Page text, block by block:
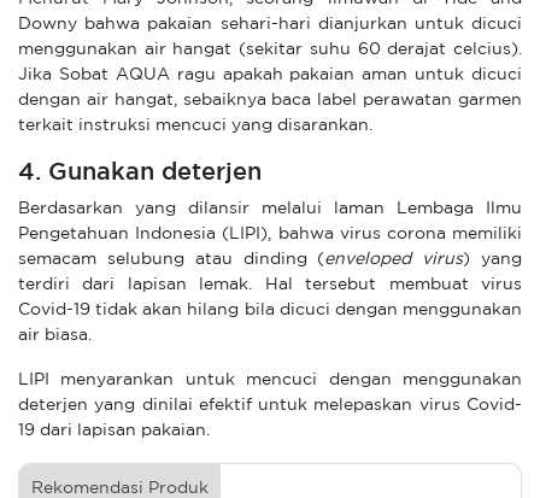
Downy bahwa pakaian sehari-hari dianjurkan untuk dicuci
menggunakan air hangat (sekitar suhu 60 derajat celcius).
Jika Sobat AQUA ragu apakah pakaian aman untuk dicuci
dengan air hangat, sebaiknya baca label perawatan garmen
terkait instruksi mencuci yang disarankan.
4. Gunakan deterjen
Berdasarkan yang dilansir melalui laman Lembaga Ilmu
Pengetahuan Indonesia (LIPI), bahwa virus corona memiliki
semacam selubung atau dinding ( enveloped virus) yang
terdiri dari lapisan lemak. Hal tersebut membuat virus
Covid-19 tidak akan hilang bila dicuci dengan menggunakan
air biasa.
LIPI menyarankan untuk mencuci dengan menggunakan
deterjen yang dinilai efektif untuk melepaskan virus Covid-
19 dari lapisan pakaian.
Rekomendasi Produk